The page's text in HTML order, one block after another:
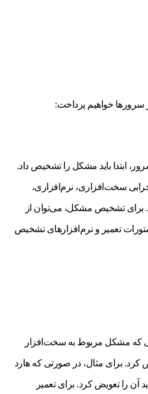
سرورها خواهیم پرداخت:
ابتدا باید مشکل را تشخیص داد.
سخت‌افزاری، نرم‌افزاری،
برای تشخیص مشکل، می‌توان از
تعمیر و نرم‌افزارهای تشخیص
که مشکل مربوط به سخت‌افزار
کرد. برای مثال، در صورتی که هارد
را تعویض کرد. برای تعمیر